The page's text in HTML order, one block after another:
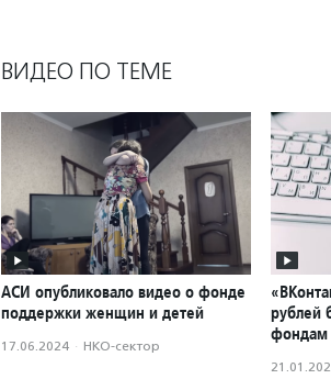
ВИДЕО ПО ТЕМЕ
АСИ опубликовало видео о фонде
поддержки женщин и детей
17.06.2024 · НКО-сектор
рублей
фондам